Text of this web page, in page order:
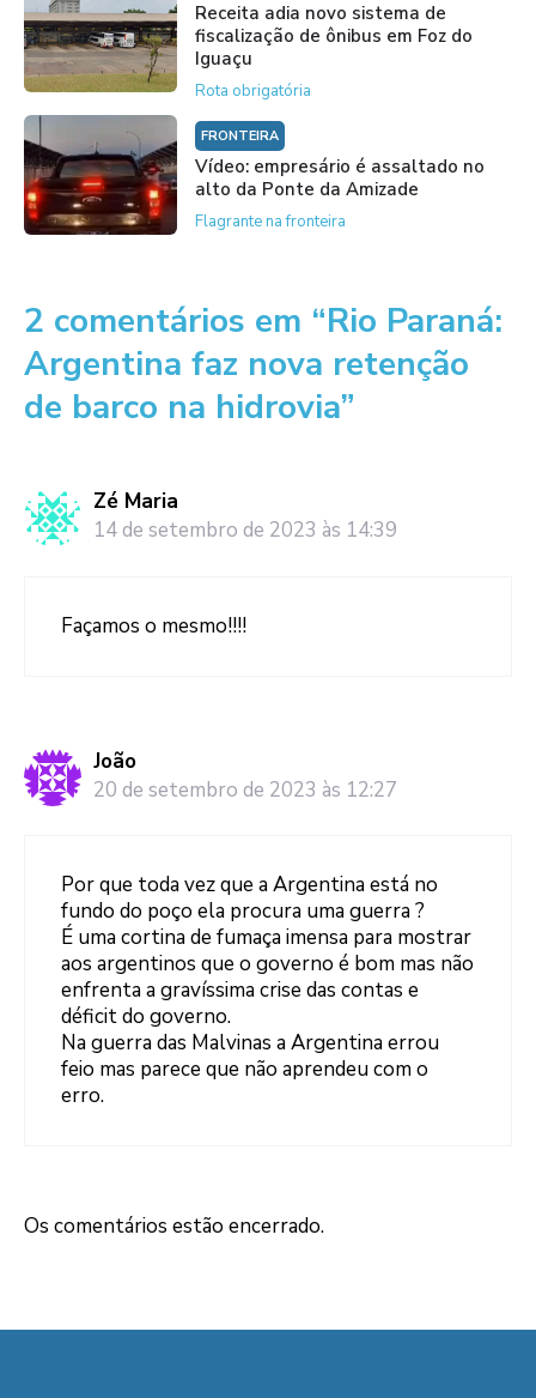
Receita adia novo sistema de
fiscalização de ônibus em Foz do
Iguaçu
Rota obrigatória
FRONTEIRA
Vídeo: empresário é assaltado no
alto da Ponte da Amizade
Flagrante na fronteira
2 comentários em “Rio Paraná:
Argentina faz nova retenção
de barco na hidrovia”
Zé Maria
14 de setembro de 2023 às 14:39
Façamos o mesmo!!!!
João
20 de setembro de 2023 às 12:27
Por que toda vez que a Argentina está no
fundo do poço ela procura uma guerra ?
É uma cortina de fumaça imensa para mostrar
aos argentinos que o governo é bom mas não
enfrenta a gravíssima crise das contas e
déficit do governo.
Na guerra das Malvinas a Argentina errou
feio mas parece que não aprendeu com o
erro.
Os comentários estão encerrado.